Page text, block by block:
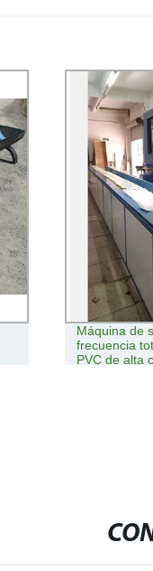
Máquina de
frecuencia
PVC de alta